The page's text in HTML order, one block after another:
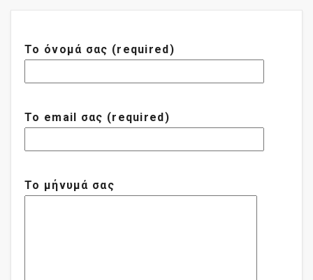
Το όνομά σας (required)
Το email σας (required)
Το μήνυμά σας